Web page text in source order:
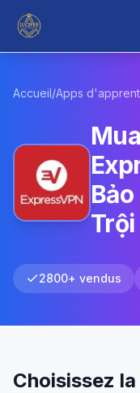
Accueil/Apps
2800+ vendus
Choisissez